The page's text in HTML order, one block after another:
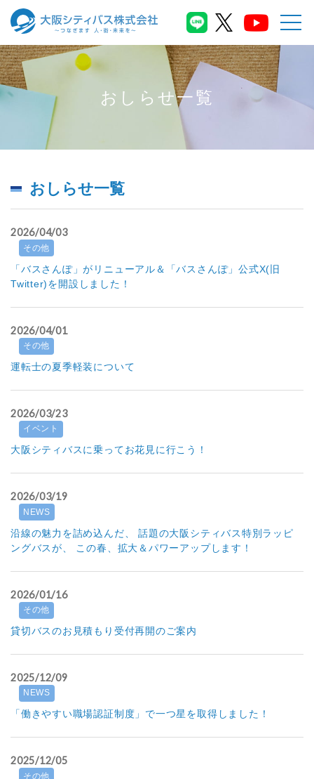
おしらせ一覧
おしらせ一覧
2026/04/03
その他
「バスさんぽ」がリニューアル＆「バスさんぽ」公式X(旧
Twitter)を開設しました！
2026/04/01
その他
運転士の夏季軽装について
2026/03/23
イベント
大阪シティバスに乗ってお花見に行こう！
2026/03/19
NEWS
沿線の魅力を詰め込んだ、 話題の大阪シティバス特別ラッピ
ングバスが、 この春、拡大＆パワーアップします！
2026/01/16
その他
貸切バスのお見積もり受付再開のご案内
2025/12/09
NEWS
「働きやすい職場認証制度」で一つ星を取得しました！
2025/12/05
その他